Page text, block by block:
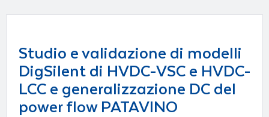
Studio e validazione di modelli
DigSilent di HVDC-VSC e HVDC-
LCC e generalizzazione DC del
power flow PATAVINO